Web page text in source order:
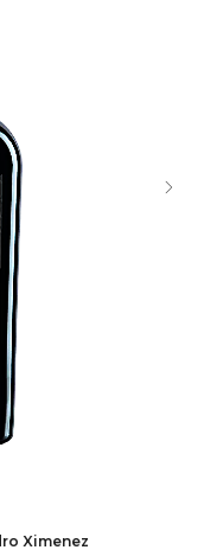
Ximenez